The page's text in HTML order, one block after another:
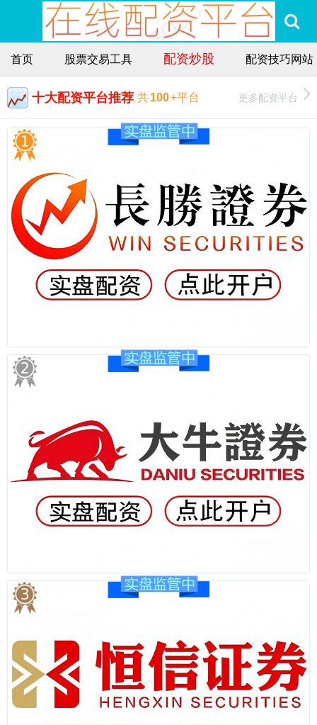
首页 股票交易工具 配资炒股 配资技巧网站
十大配资平台推荐 共100+平台 更多配资平台